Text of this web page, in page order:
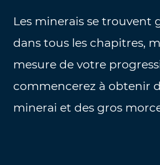
Les minerais se trouvent
dans tous les chapitres,
mesure de votre
commencerez à obtenir
minerai et des gros